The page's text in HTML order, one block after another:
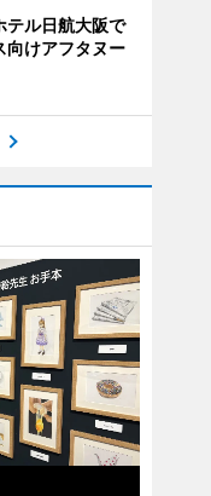
テル日航大阪で
向けアフタヌー